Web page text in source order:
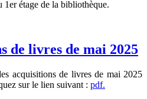
1er étage de la bibliothèque.
de livres de mai 2025
acquisitions de livres de mai 2025
sur le lien suivant : pdf.